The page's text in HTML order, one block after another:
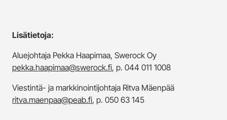
Lisätietoja:
Aluejohtaja Pekka Haapimaa, Swerock Oy
pekka.haapimaa@swerock.fi, p. 044 011 1008
Viestintä- ja markkinointijohtaja Ritva Mäenpää
ritva.maenpaa@peab.fi, p. 050 63 145